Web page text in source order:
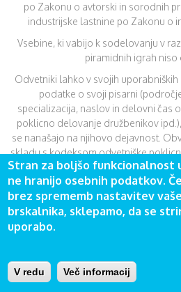
po Zakonu o avtorski in sorodnih
industrijske lastnine po Zakonu o
Vsebine, ki vabijo k sodelovanju v
piramidnih igrah niso
Odvetniki lahko v svojih
podatke o svoji pisarni
specializacija, naslov in delovni čas
poklicno delovanje družbenikov
se nanašajo na njihovo dejavnost.
skladu s kodeksom odvetniške
predpisi. Prepovedano je navajanje
in uspešnosti, navajanje referenc o
strank in njihovi pomembnosti,
težavnosti rešenih zadev,
funkcije ali položaj, sklicevanje na
v Odvetniškem kodeksu, h
Stran za boljšo funkcionalnost
ne hranijo osebnih podatkov.
brez sprememb nastavitev
brskalnika, sklepamo, da se
uporabo.
V redu Več informacij